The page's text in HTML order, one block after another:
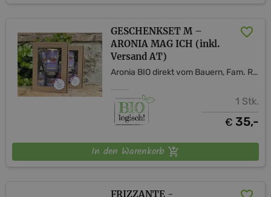
GESCHENKSET M –
ARONIA MAG ICH (inkl.
Versand AT)
Aronia BIO direkt vom Bauern, Fam. Rogl
1 Stk.
€ 35,-
In den Warenkorb
FRIZZANTE -